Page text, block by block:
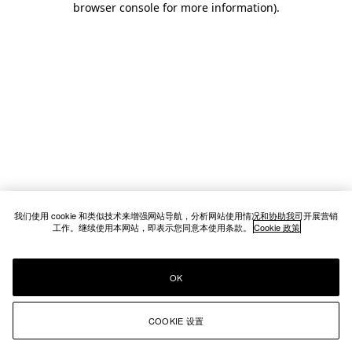
browser console for more information).
我们使用 cookie 和类似技术来增强网站导航，分析网站使用情况和协助我司开展营销
工作。继续使用本网站，即表示您同意本使用条款。 Cookie 政策
COOKIE 设置
OK